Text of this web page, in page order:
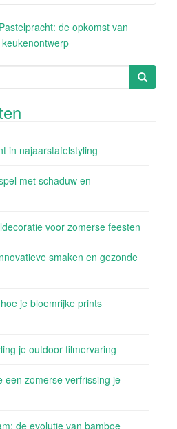
Pastelpracht: de opkomst van
in najaarstafelstyling
met schaduw en
voor zomerse feesten
smaken en gezonde
je bloemrijke prints
je outdoor filmervaring
een zomerse verfrissing je
de evolutie van bamboe